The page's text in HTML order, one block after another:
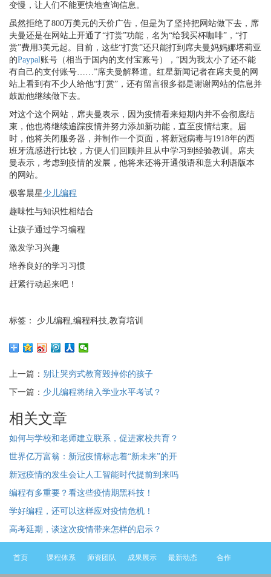
变慢，让人们不能更快地查询信息。
虽然拒绝了800万美元的天价广告，但是为了坚持把网站做下去，席
夫曼还是在网站上开通了“打赏”功能，名为“给我买杯咖啡”，“打
赏”费用3美元起。目前，这些“打赏”还只能打到席夫曼妈妈娜塔莉亚
的Paypal账号（相当于国内的支付宝账号），“因为我太小了还不能
有自己的支付账号……”席夫曼解释道。红星新闻记者在席夫曼的网
站上看到有不少人给他“打赏”，还有留言很多都是谢谢网站的信息并
鼓励他继续做下去。
对这个这个网站，席夫曼表示，因为疫情看来短期内并不会彻底结
束，他也将继续追踪疫情并努力添加新功能，直至疫情结束。届
时，他将关闭服务器，并制作一个页面，将新冠病毒与1918年的西
班牙流感进行比较，方便人们回顾并且从中学习到经验教训。席夫
曼表示，考虑到疫情的发展，他将来还将开通俄语和意大利语版本
的网站。
极客晨星少儿编程
趣味性与知识性相结合
让孩子通过学习编程
激发学习兴趣
培养良好的学习习惯
赶紧行动起来吧！
标签： 少儿编程,编程科技,教育培训
上一篇： 别让哭穷式教育毁掉你的孩子
下一篇： 少儿编程将纳入学业水平考试？
相关文章
如何与学校和老师建立联系，促进家校共育？
世界亿万富翁：新冠疫情标志着“新未来”的开
新冠疫情的发生会让人工智能时代提前到来吗
编程有多重要？看这些疫情期黑科技！
学好编程，还可以这样应对疫情危机！
高考延期，谈这次疫情带来怎样的启示？
首页 课程体系 师资团队 成果展示 最新动态 合作